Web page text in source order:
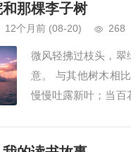
那棵李子树
12个月前 (08-20) 268
微风轻拂过枝头，翠
意。 与其他树木相
慢慢吐露新叶；当百